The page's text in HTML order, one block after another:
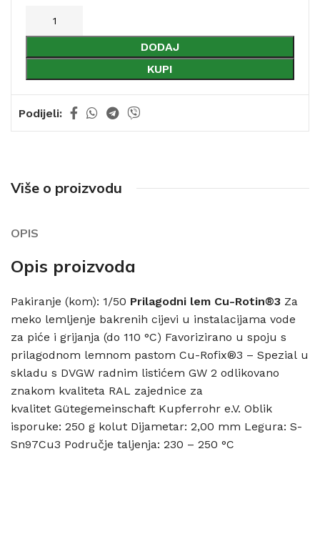
DODAJ
KUPI
Podijeli:
Više o proizvodu
OPIS
Opis proizvoda
Pakiranje (kom): 1/50 Prilagodni lem Cu-Rotin®3 Za
meko lemljenje bakrenih cijevi u instalacijama vode
za piće i grijanja (do 110 °C) Favorizirano u spoju s
prilagodnom lemnom pastom Cu-Rofix®3 – Spezial u
skladu s DVGW radnim listićem GW 2 odlikovano
znakom kvaliteta RAL zajednice za
kvalitet Gütegemeinschaft Kupferrohr e.V. Oblik
isporuke: 250 g kolut Dijametar: 2,00 mm Legura: S-
Sn97Cu3 Područje taljenja: 230 – 250 °C